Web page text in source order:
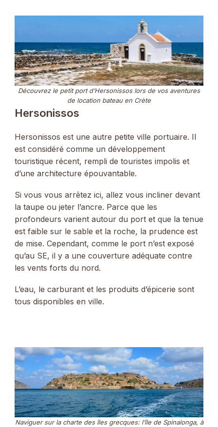
Découvrez le petit port d’Hersonissos lors de vos aventures
de location bateau en Crète
Hersonissos
Hersonissos est une autre petite ville portuaire. Il
est considéré comme un développement
touristique récent, rempli de touristes impolis et
d’une architecture épouvantable.
Si vous vous arrêtez ici, allez vous incliner devant
la taupe ou jeter l’ancre. Parce que les
profondeurs varient autour du port et que la tenue
est faible sur le sable et la roche, la prudence est
de mise. Cependant, comme le port n’est exposé
qu’au SE, il y a une couverture adéquate contre
les vents forts du nord.
L’eau, le carburant et les produits d’épicerie sont
tous disponibles en ville.
Naviguer sur la charte des îles grecques: l’île de Spinalonga, à